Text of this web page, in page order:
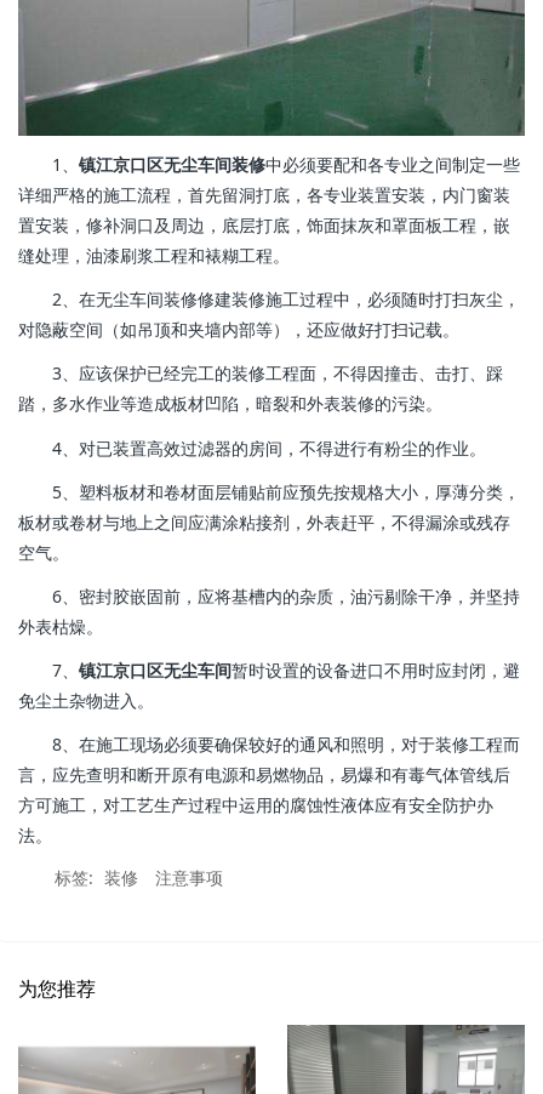
1、 镇江京口区无尘车间装修中必须要配和各专业之间制定一些
详细严格的施工流程，首先留洞打底，各专业装置安装，内门窗装
置安装，修补洞口及周边，底层打底，饰面抹灰和罩面板工程，嵌
缝处理，油漆刷浆工程和裱糊工程。
2、在无尘车间装修修建装修施工过程中，必须随时打扫灰尘，
对隐蔽空间（如吊顶和夹墙内部等），还应做好打扫记载。
3、应该保护已经完工的装修工程面，不得因撞击、击打、踩
踏，多水作业等造成板材凹陷，暗裂和外表装修的污染。
4、对已装置高效过滤器的房间，不得进行有粉尘的作业。
5、塑料板材和卷材面层铺贴前应预先按规格大小，厚薄分类，
板材或卷材与地上之间应满涂粘接剂，外表赶平，不得漏涂或残存
空气。
6、密封胶嵌固前，应将基槽内的杂质，油污剔除干净，并坚持
外表枯燥。
7、 镇江京口区无尘车间暂时设置的设备进口不用时应封闭，避
免尘土杂物进入。
8、在施工现场必须要确保较好的通风和照明，对于装修工程而
言，应先查明和断开原有电源和易燃物品，易爆和有毒气体管线后
方可施工，对工艺生产过程中运用的腐蚀性液体应有安全防护办
法。
标签: 装修 注意事项
为您推荐